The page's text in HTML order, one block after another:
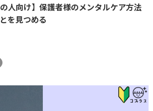
人向け】保護者様のメンタルケア方法
を見つめる